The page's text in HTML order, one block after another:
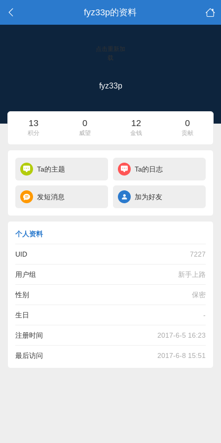
fyz33p的资料
点击重新加
载
fyz33p
13
积分
0
威望
12
金钱
0
贡献
Ta的主题 Ta的日志
发短消息 加为好友
个人资料
UID 7227
用户组 新手上路
性别 保密
生日 -
注册时间 2017-6-5 16:23
最后访问 2017-6-8 15:51